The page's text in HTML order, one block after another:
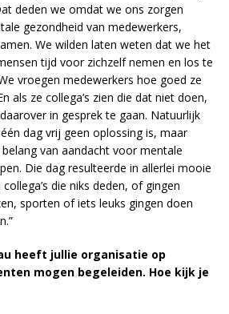
deden we omdat we ons zorgen
gezondheid van medewerkers,
We wilden laten weten dat we het
tijd voor zichzelf nemen en los te
vroegen medewerkers hoe goed ze
als ze collega’s zien die dat niet doen,
in gesprek te gaan. Natuurlijk
dag vrij geen oplossing is, maar
van aandacht voor mentale
Die dag resulteerde in allerlei mooie
die niks deden, of gingen
sporten of iets leuks gingen doen
heeft jullie organisatie op
mogen begeleiden. Hoe kijk je